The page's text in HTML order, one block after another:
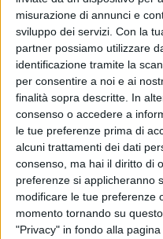
misurazione di annunci e
sviluppo dei servizi. Con la
partner possiamo utilizzare
identificazione tramite la
per consentire a noi e ai
finalità sopra descritte. In
consenso o accedere a
le tue preferenze prima di
alcuni trattamenti dei dati
consenso, ma hai il diritto di
preferenze si applicheranno
modificare le tue preferenze
momento tornando su
"Privacy" in fondo alla pagina
BACK TO THE FUTURE LIVE
Elisa dice la sua
palco a Bassano
La sicurezza di tutti è
cantante. La data è
tournée scatta quindi